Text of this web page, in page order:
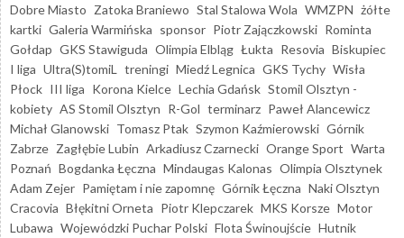
Dobre Miasto Zatoka Braniewo Stal Stalowa Wola WMZPN żółte
kartki Galeria Warmińska sponsor Piotr Zajączkowski Rominta
Gołdap GKS Stawiguda Olimpia Elbląg Łukta Resovia Biskupiec
I liga Ultra(S)tomiL treningi Miedź Legnica GKS Tychy Wisła
Płock III liga Korona Kielce Lechia Gdańsk Stomil Olsztyn -
kobiety AS Stomil Olsztyn R-Gol terminarz Paweł Alancewicz
Michał Glanowski Tomasz Ptak Szymon Kaźmierowski Górnik
Zabrze Zagłębie Lubin Arkadiusz Czarnecki Orange Sport Warta
Poznań Bogdanka Łęczna Mindaugas Kalonas Olimpia Olsztynek
Adam Zejer Pamiętam i nie zapomnę Górnik Łęczna Naki Olsztyn
Cracovia Błękitni Orneta Piotr Klepczarek MKS Korsze Motor
Lubawa Wojewódzki Puchar Polski Flota Świnoujście Hutnik